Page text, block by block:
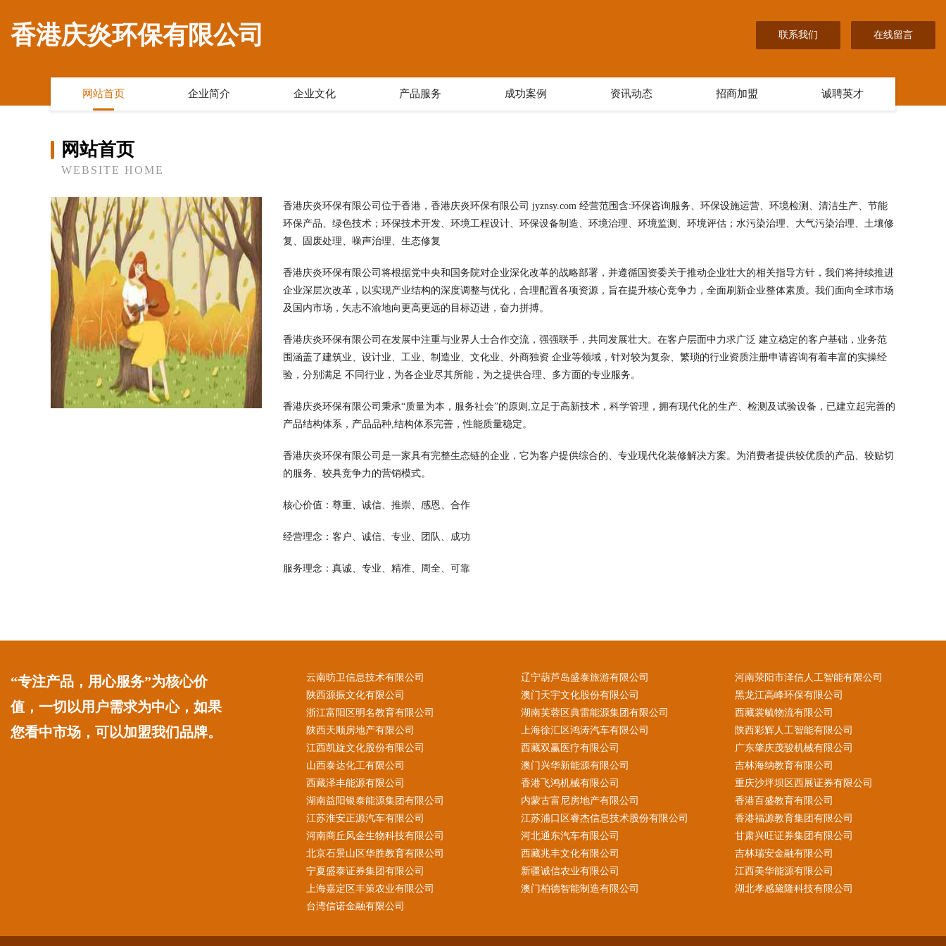
香港庆炎环保有限公司 联系我们 在线留言
网站首页 企业简介 企业文化 产品服务 成功案例 资讯动态 招商加盟 诚聘英才
网站首页
WEBSITE HOME
香港庆炎环保有限公司位于香港，香港庆炎环保有限公司 jyznsy.com 经营范围含:环保咨询服务、环保设施运营、环境检测、清洁生产、节能
环保产品、绿色技术；环保技术开发、环境工程设计、环保设备制造、环境治理、环境监测、环境评估；水污染治理、大气污染治理、土壤修
复、固废处理、噪声治理、生态修复
香港庆炎环保有限公司将根据党中央和国务院对企业深化改革的战略部署，并遵循国资委关于推动企业壮大的相关指导方针，我们将持续推进
企业深层次改革，以实现产业结构的深度调整与优化，合理配置各项资源，旨在提升核心竞争力，全面刷新企业整体素质。我们面向全球市场
及国内市场，矢志不渝地向更高更远的目标迈进，奋力拼搏。
香港庆炎环保有限公司在发展中注重与业界人士合作交流，强强联手，共同发展壮大。在客户层面中力求广泛 建立稳定的客户基础，业务范
围涵盖了建筑业、设计业、工业、制造业、文化业、外商独资 企业等领域，针对较为复杂、繁琐的行业资质注册申请咨询有着丰富的实操经
验，分别满足 不同行业，为各企业尽其所能，为之提供合理、多方面的专业服务。
香港庆炎环保有限公司秉承“质量为本，服务社会”的原则,立足于高新技术，科学管理，拥有现代化的生产、检测及试验设备，已建立起完善的
产品结构体系，产品品种,结构体系完善，性能质量稳定。
香港庆炎环保有限公司是一家具有完整生态链的企业，它为客户提供综合的、专业现代化装修解决方案。为消费者提供较优质的产品、较贴切
的服务、较具竞争力的营销模式。
核心价值：尊重、诚信、推崇、感恩、合作
经营理念：客户、诚信、专业、团队、成功
服务理念：真诚、专业、精准、周全、可靠
“专注产品，用心服务”为核心价
值，一切以用户需求为中心，如果
您看中市场，可以加盟我们品牌。
云南昉卫信息技术有限公司 辽宁葫芦岛盛泰旅游有限公司
河南荥阳市泽信人工智能有限公司
陕西源振文化有限公司
澳门天宇文化股份有限公司
黑龙江高峰环保有限公司
浙江富阳区明名教育有限公司
湖南芙蓉区典雷能源集团有限公司
西藏裳毓物流有限公司
陕西天顺房地产有限公司
上海徐汇区鸿涛汽车有限公司
陕西彩辉人工智能有限公司
江西凯旋文化股份有限公司
西藏双赢医疗有限公司
广东肇庆茂骏机械有限公司
山西泰达化工有限公司
澳门兴华新能源有限公司
吉林海纳教育有限公司
西藏泽丰能源有限公司
香港飞鸿机械有限公司
重庆沙坪坝区西展证券有限公司
湖南益阳银泰能源集团有限公司
内蒙古富尼房地产有限公司
香港百盛教育有限公司
江苏淮安正源汽车有限公司
江苏浦口区睿杰信息技术股份有限公司
香港福源教育集团有限公司
河南商丘风金生物科技有限公司
河北通东汽车有限公司
甘肃兴旺证券集团有限公司
北京石景山区华胜教育有限公司
西藏兆丰文化有限公司
吉林瑞安金融有限公司
宁夏盛泰证券集团有限公司
新疆诚信农业有限公司
江西美华能源有限公司
上海嘉定区丰策农业有限公司
澳门柏德智能制造有限公司
湖北孝感黛隆科技有限公司
台湾信诺金融有限公司